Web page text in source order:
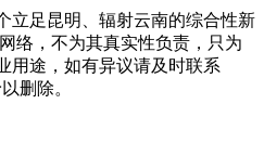
立足昆明、辐射云南的综合性新
络，不为其真实性负责，只为
用途，如有异议请及时联系
删除。